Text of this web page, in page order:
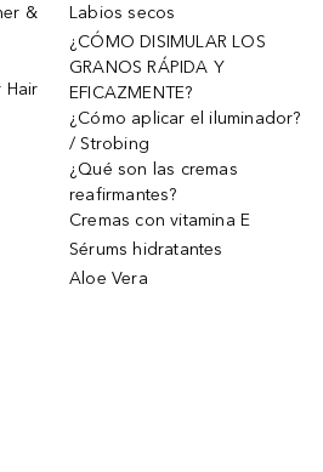
&
Hair
Labios secos
¿CÓMO DISIMULAR LOS
GRANOS RÁPIDA Y
EFICAZMENTE?
¿Cómo aplicar el iluminador?
/ Strobing
¿Qué son las cremas
reafirmantes?
Cremas con vitamina E
Sérums hidratantes
Aloe Vera